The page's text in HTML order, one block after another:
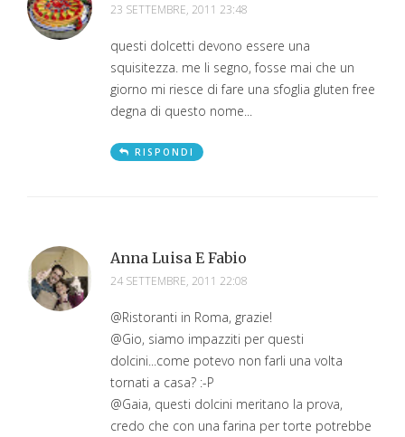
23 SETTEMBRE, 2011 23:48
questi dolcetti devono essere una
squisitezza. me li segno, fosse mai che un
giorno mi riesce di fare una sfoglia gluten free
degna di questo nome...
RISPONDI
Anna Luisa E Fabio
24 SETTEMBRE, 2011 22:08
@Ristoranti in Roma, grazie!
@Gio, siamo impazziti per questi
dolcini...come potevo non farli una volta
tornati a casa? :-P
@Gaia, questi dolcini meritano la prova,
credo che con una farina per torte potrebbe